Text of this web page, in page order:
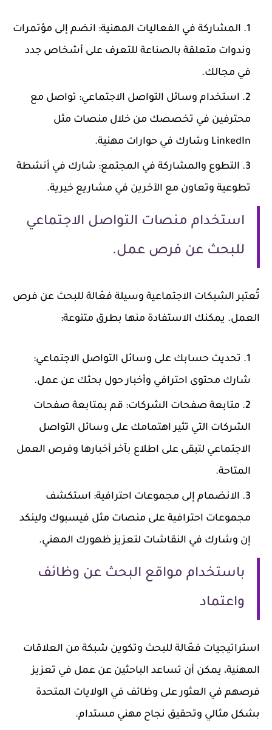
المشاركة في الفعاليات المهنية: انضم إلى مؤتمرات
وندوات متعلقة بالصناعة للتعرف على أشخاص جدد
في مجالك.
استخدام وسائل التواصل الاجتماعي: تواصل مع
محترفين في تخصصك من خلال منصات مثل
LinkedIn وشارك في حوارات مهنية.
التطوع والمشاركة في المجتمع: شارك في أنشطة
تطوعية وتعاون مع الآخرين في مشاريع خيرية.
استخدام منصات التواصل الاجتماعي
للبحث عن فرص عمل.
تُعتبر الشبكات الاجتماعية وسيلة فعّالة للبحث عن فرص
العمل. يمكنك الاستفادة منها بطرق متنوعة:
تحديث حسابك على وسائل التواصل الاجتماعي:
شارك محتوى احترافي وأخبار حول بحثك عن عمل.
متابعة صفحات الشركات: قم بمتابعة صفحات
الشركات التي تثير اهتمامك على وسائل التواصل
الاجتماعي لتبقى على اطلاع بآخر أخبارها وفرص العمل
المتاحة.
الانضمام إلى مجموعات احترافية: استكشف
مجموعات احترافية على منصات مثل فيسبوك ولينكد
إن وشارك في النقاشات لتعزيز ظهورك المهني.
باستخدام مواقع البحث عن وظائف
واعتماد
استراتيجيات فعّالة للبحث وتكوين شبكة من العلاقات
المهنية، يمكن أن تساعد الباحثين عن عمل في تعزيز
فرصهم في العثور على وظائف في الولايات المتحدة
بشكل مثالي وتحقيق نجاح مهني مستدام.